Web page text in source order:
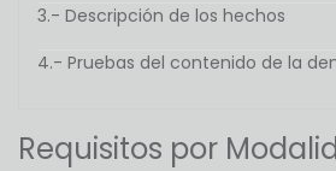
3.- Descripción de los hechos
4.- Pruebas del contenido de la
Requisitos por